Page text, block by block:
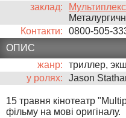
заклад:
Контакти:
0800-505-
ОПИС
жанр:
триллер,
у ролях:
Jason
15 травня кінотеатр
фільму на мові оригіналу.